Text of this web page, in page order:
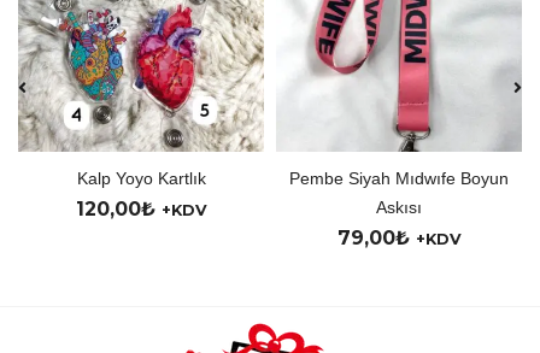
Pembe Siyah Mıdwıfe Boyun
Kişiye Özel